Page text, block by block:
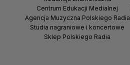
Centrum Edukacji Medialnej
Agencja Muzyczna Polskiego Radia
Studia nagraniowe i koncertowe
Sklep Polskiego Radia